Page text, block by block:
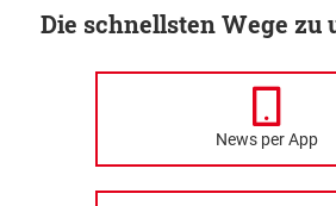
Die schnellsten Wege zu
News per App